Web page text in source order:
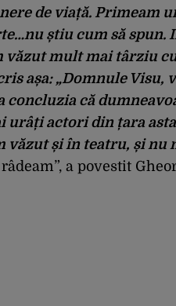
de viață. Primeam
știu cum să spun.
văzut mult mai târziu
așa: „Domnule Visu,
concluzia că
urâți actori din țara
văzut și în teatru, și nu
a povestit